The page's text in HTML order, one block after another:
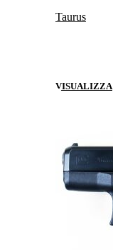
Taurus
VISUALIZZA